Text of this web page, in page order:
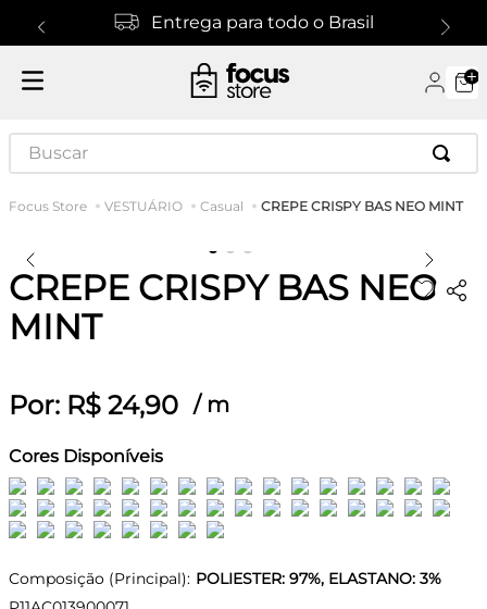
Entrega para todo o Brasil
Buscar
VESTUÁRIO Casual CREPE CRISPY BAS NEO MINT
CREPE CRISPY BAS NEO
MINT
Por: R$ 24,90 / m
Cores Disponíveis
Composição (Principal): POLIESTER: 97%, ELASTANO: 3%